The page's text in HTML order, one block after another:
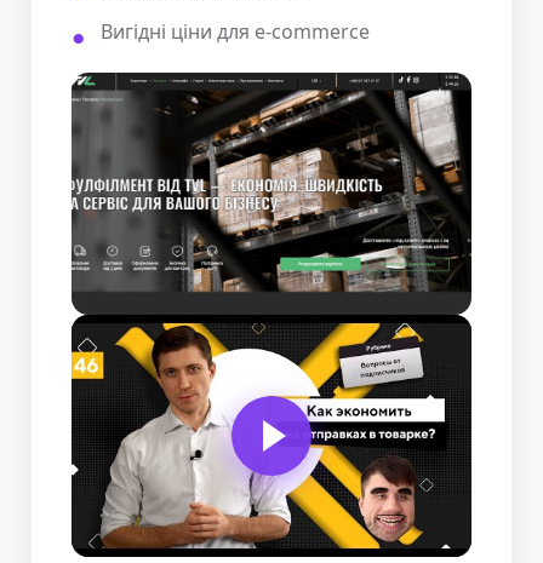
Вигідні ціни для e-commerce